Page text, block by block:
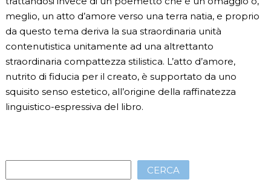
meglio, un atto d’amore verso una terra natia, e proprio
da questo tema deriva la sua straordinaria unità
contenutistica unitamente ad una altrettanto
straordinaria compattezza stilistica. L’atto d’amore,
nutrito di fiducia per il creato, è supportato da uno
squisito senso estetico, all’origine della raffinatezza
linguistico-espressiva del libro.
CERCA